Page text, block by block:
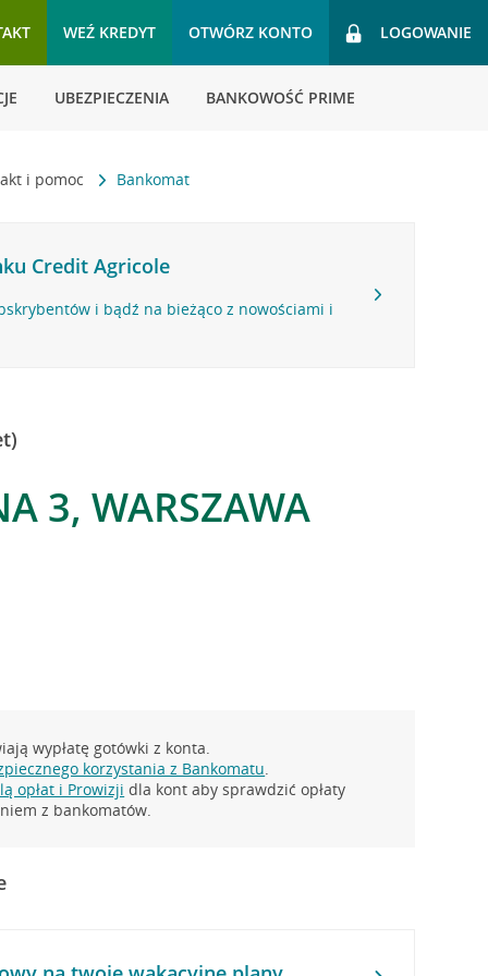
WEŹ KREDYT OTWÓRZ KONTO LOGOWANIE
UBEZPIECZENIA BANKOWOŚĆ PRIME
i pomoc Bankomat
Credit Agricole
i bądź na bieżąco z nowościami i
3, WARSZAWA
wypłatę gotówki z konta.
korzystania z Bankomatu.
opłat i Prowizji dla kont aby sprawdzić opłaty
z bankomatów.